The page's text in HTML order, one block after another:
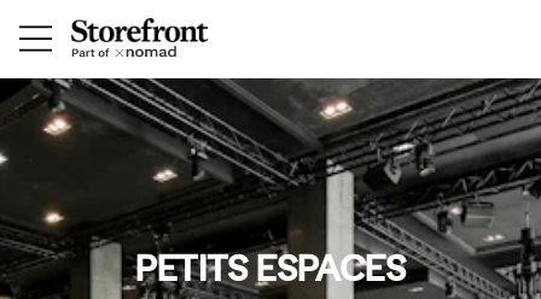
PETITS ESPACES